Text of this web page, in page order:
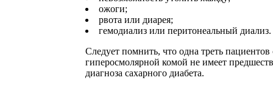
ожоги;
рвота или диарея;
гемодиализ или перитонеальный диализ.
Следует помнить, что одна треть пациентов
гиперосмолярной комой не имеет
диагноза сахарного диабета.